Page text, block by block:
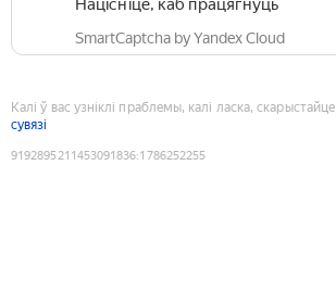
Націсніце, каб працягнуць
SmartCaptcha by Yandex Cloud
Калі ў вас узніклі праблемы, калі ласка, скарыстайце
сувязі
9192895211453091836:1786252255